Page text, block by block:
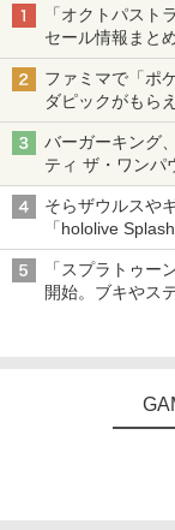
「オクトパスト
セール情報まと
ニンテンドーe
ファミマで「ポ
ダピックがもら
バーガーキング
ティ ザ・ワンパ
「特製ガーリッ
そらザウルスや
「hololive
ライン販売開始
「スプラトゥー
開始。ブキやス